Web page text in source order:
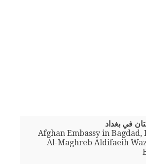
في بغداد
Afghan Embassy in Bagdad,
Al-Maghreb Aldifaeih